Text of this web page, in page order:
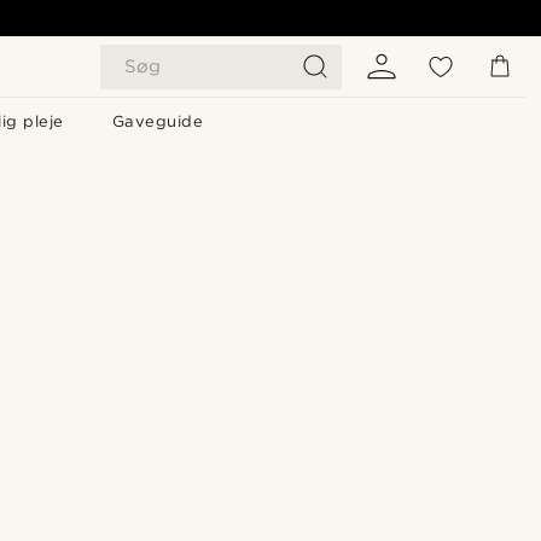
Søg
pleje Gaveguide